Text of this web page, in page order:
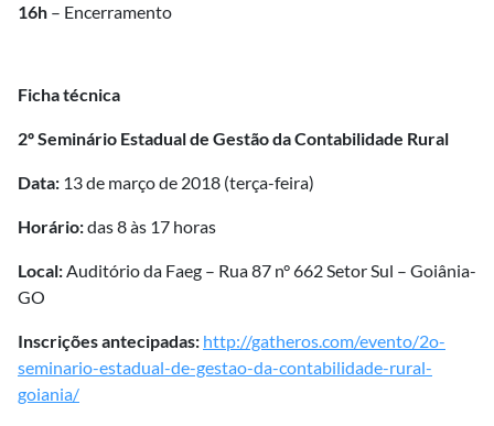
16h – Encerramento
Ficha técnica
2º Seminário Estadual de Gestão da Contabilidade Rural
Data: 13 de março de 2018 (terça-feira)
Horário:das 8 às 17 horas
Local:Auditório da Faeg – Rua 87 n° 662 Setor Sul – Goiânia-
GO
Inscrições antecipadas: http://gatheros.com/evento/2o-
seminario-estadual-de-gestao-da-contabilidade-rural-
goiania/